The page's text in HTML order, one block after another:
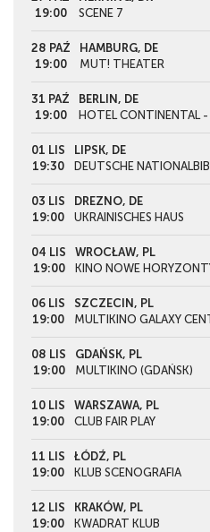
19:00
SCENE 7
28 PAŹ
19:00
HAMBURG, DE
MUT! THEATER
31 PAŹ
19:00
BERLIN, DE
HOTEL CONTINENTAL -
01 LIS
19:30
LIPSK, DE
DEUTSCHE
03 LIS
19:00
DREZNO, DE
UKRAINISCHES HAUS
04 LIS
19:00
WROCŁAW, PL
KINO NOWE
06 LIS
19:00
SZCZECIN, PL
MULTIKINO GALAXY
08 LIS
19:00
GDAŃSK, PL
MULTIKINO (GDAŃSK)
10 LIS
19:00
WARSZAWA, PL
CLUB FAIR PLAY
11 LIS
19:00
ŁÓDŹ, PL
KLUB SCENOGRAFIA
12 LIS
19:00
KRAKÓW, PL
KWADRAT KLUB